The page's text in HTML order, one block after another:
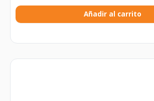
Añadir al carrito